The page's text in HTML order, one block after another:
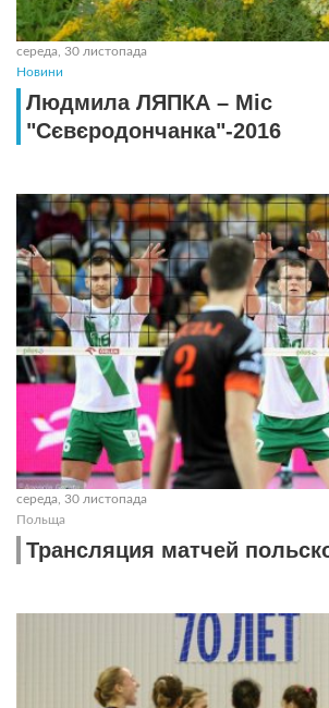
середа, 30 листопада
Новини
Людмила ЛЯПКА – Міс
"Сєвєродончанка"-2016
середа, 30 листопада
Польща
Трансляция матчей